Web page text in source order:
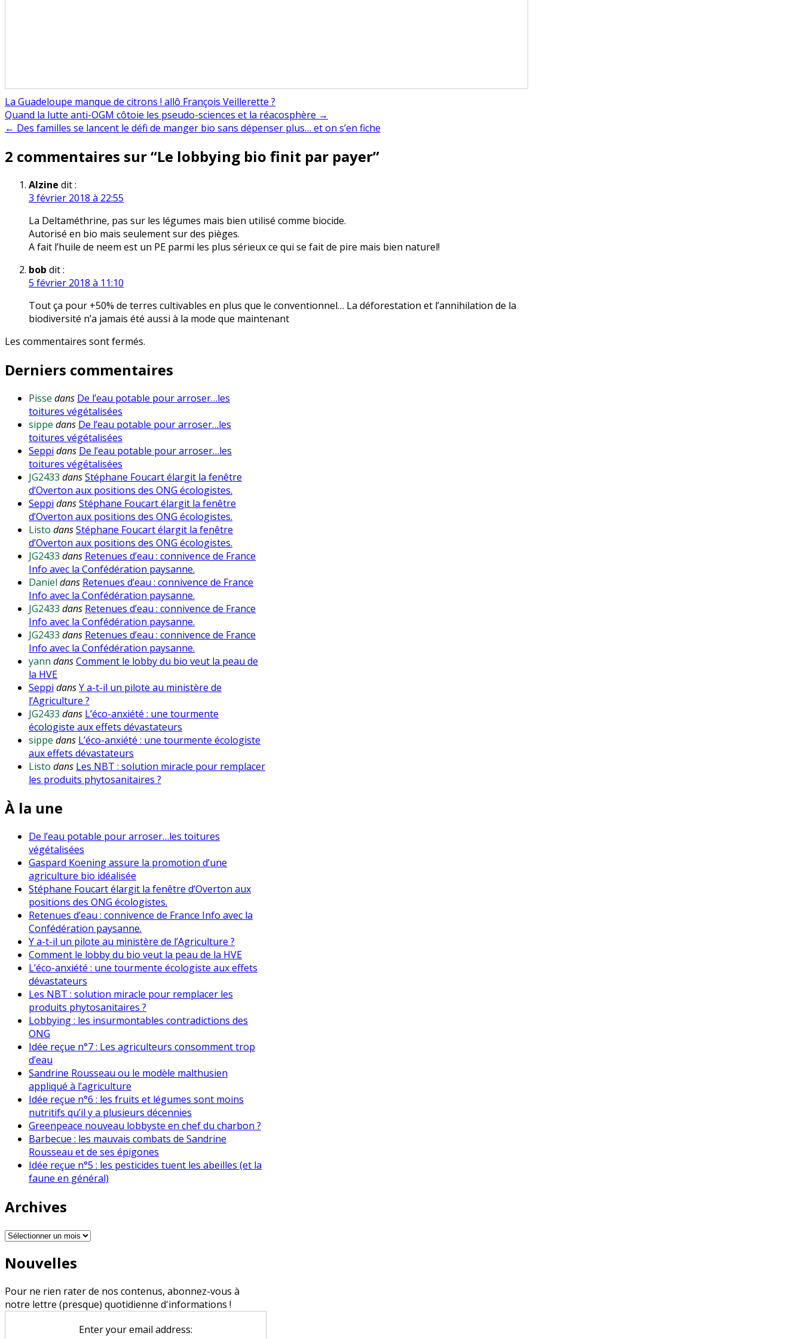
La Guadeloupe manque de citrons ! allô François Veillerette ?
Navigation
de
l’article
Quand la lutte anti-OGM côtoie les pseudo-sciences et la réacosphère →
← Des familles se lancent le défi de manger bio sans dépenser plus… et on s’en fiche
2 commentaires sur “Le lobbying bio finit par payer”
Alzine dit :
3 février 2018 à 22:55
La Deltaméthrine, pas sur les légumes mais bien utilisé comme biocide.
Autorisé en bio mais seulement sur des pièges.
A fait l’huile de neem est un PE parmi les plus sérieux ce qui se fait de pire mais bien naturel!
bob dit :
5 février 2018 à 11:10
Tout ça pour +50% de terres cultivables en plus que le conventionnel… La déforestation et l’annihilation de la
biodiversité n’a jamais été aussi à la mode que maintenant
Les commentaires sont fermés.
Derniers commentaires
Pisse dans De l’eau potable pour arroser…les
toitures végétalisées
sippe dans De l’eau potable pour arroser…les
toitures végétalisées
Seppi dans De l’eau potable pour arroser…les
toitures végétalisées
JG2433 dansStéphane Foucart élargit la fenêtre
d’Overton aux positions des ONG écologistes.
Seppi dansStéphane Foucart élargit la fenêtre
d’Overton aux positions des ONG écologistes.
Listo dansStéphane Foucart élargit la fenêtre
d’Overton aux positions des ONG écologistes.
JG2433 dans Retenues d’eau : connivence de France
Info avec la Confédération paysanne.
Daniel dans Retenues d’eau : connivence de France
Info avec la Confédération paysanne.
JG2433 dans Retenues d’eau : connivence de France
Info avec la Confédération paysanne.
JG2433 dans Retenues d’eau : connivence de France
Info avec la Confédération paysanne.
yann dansComment le lobby du bio veut la peau de
la HVE
Seppi dansY a-t-il un pilote au ministère de
l’Agriculture ?
JG2433 dans L’éco-anxiété : une tourmente
écologiste aux effets dévastateurs
sippe dans L’éco-anxiété : une tourmente écologiste
aux effets dévastateurs
Listo dans Les NBT : solution miracle pour remplacer
les produits phytosanitaires ?
À la une
De l’eau potable pour arroser…les toitures
végétalisées
Gaspard Koening assure la promotion d’une
agriculture bio idéalisée
Stéphane Foucart élargit la fenêtre d’Overton aux
positions des ONG écologistes.
Retenues d’eau : connivence de France Info avec la
Confédération paysanne.
Y a-t-il un pilote au ministère de l’Agriculture ?
Comment le lobby du bio veut la peau de la HVE
L’éco-anxiété : une tourmente écologiste aux effets
dévastateurs
Les NBT : solution miracle pour remplacer les
produits phytosanitaires ?
Lobbying : les insurmontables contradictions des
ONG
Idée reçue n°7 : Les agriculteurs consomment trop
d’eau
Sandrine Rousseau ou le modèle malthusien
appliqué à l’agriculture
Idée reçue n°6 : les fruits et légumes sont moins
nutritifs qu’il y a plusieurs décennies
Greenpeace nouveau lobbyste en chef du charbon ?
Barbecue : les mauvais combats de Sandrine
Rousseau et de ses épigones
Idée reçue n°5 : les pesticides tuent les abeilles (et la
faune en général)
Archives
Archives
Nouvelles
Pour ne rien rater de nos contenus, abonnez-vous à
notre lettre (presque) quotidienne d'informations !
Enter your email address: